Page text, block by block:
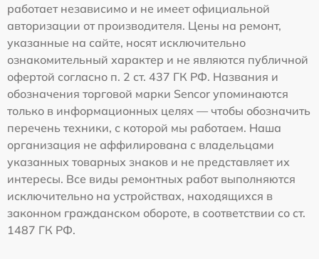
работает независимо и не имеет официальной
авторизации от производителя. Цены на ремонт,
указанные на сайте, носят исключительно
ознакомительный характер и не являются публичной
офертой согласно п. 2 ст. 437 ГК РФ. Названия и
обозначения торговой марки Sencor упоминаются
только в информационных целях — чтобы обозначить
перечень техники, с которой мы работаем. Наша
организация не аффилирована с владельцами
указанных товарных знаков и не представляет их
интересы. Все виды ремонтных работ выполняются
исключительно на устройствах, находящихся в
законном гражданском обороте, в соответствии со ст.
1487 ГК РФ.